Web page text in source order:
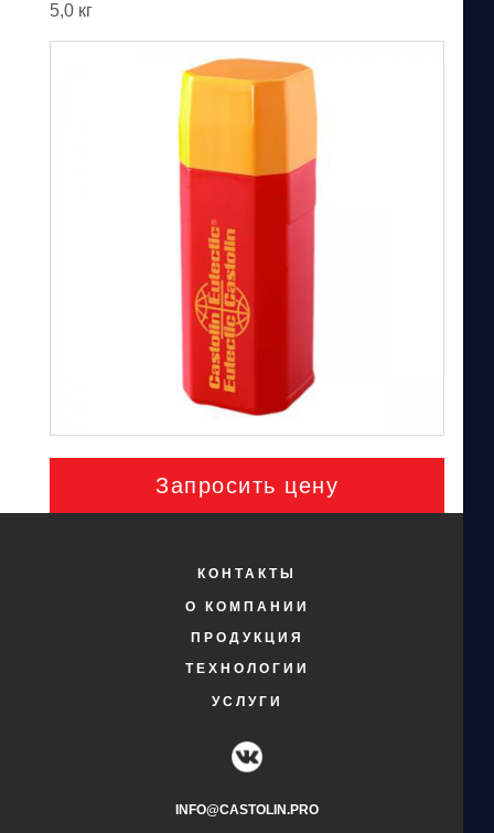
5,0 кг
Запросить цену
КОНТАКТЫ
О КОМПАНИИ
ПРОДУКЦИЯ
ТЕХНОЛОГИИ
УСЛУГИ
INFO@CASTOLIN.PRO